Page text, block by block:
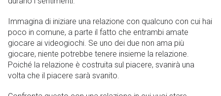
Immagina di iniziare una relazione con qualcuno con cui hai
poco in comune, a parte il fatto che entrambi amate
giocare ai videogiochi. Se uno dei due non ama più
giocare, niente potrebbe tenere insieme la relazione.
Poiché la relazione è costruita sul piacere, svanirà una
volta che il piacere sarà svanito.